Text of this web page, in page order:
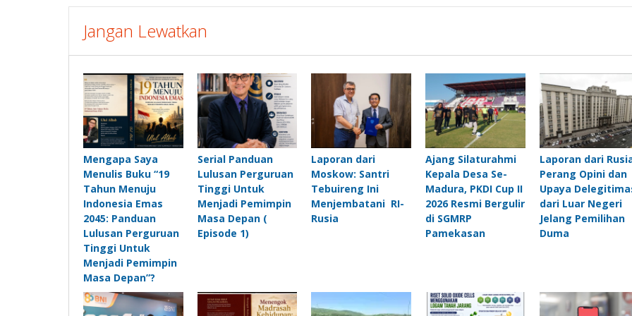
Jangan Lewatkan
Mengapa Saya
Menulis Buku “19
Tahun Menuju
Indonesia Emas
2045: Panduan
Lulusan Perguruan
Tinggi Untuk
Menjadi Pemimpin
Masa Depan”?
Serial Panduan
Lulusan Perguruan
Tinggi Untuk
Menjadi Pemimpin
Masa Depan (
Episode 1)
Laporan dari
Moskow: Santri
Tebuireng Ini
Menjembatani RI-
Rusia
Ajang Silaturahmi
Kepala Desa Se-
Madura, PKDI Cup II
2026 Resmi Bergulir
di SGMRP
Pamekasan
Laporan dari
Perang Opini dan
Upaya
dari Luar Negeri
Jelang Pemilihan
Duma